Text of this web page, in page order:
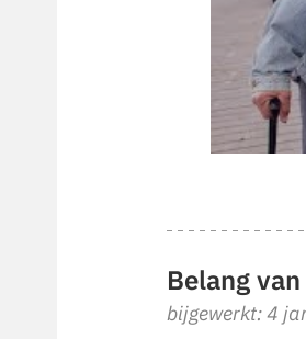
Belang
bijgewerkt: 4